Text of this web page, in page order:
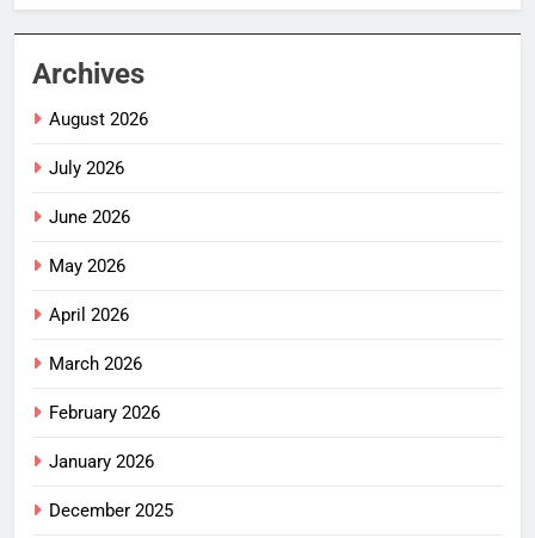
Archives
August 2026
July 2026
June 2026
May 2026
April 2026
March 2026
February 2026
January 2026
December 2025